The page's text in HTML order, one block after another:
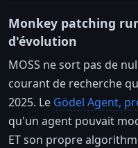
Monkey patching
d'évolution
MOSS ne sort pas de
courant de recherche
2025. Le Gödel Agent,
qu'un agent pouvait
ET son propre